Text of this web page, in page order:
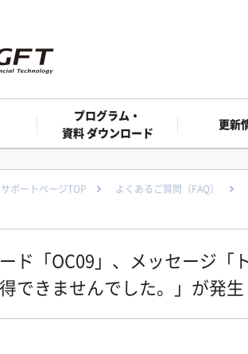
プログラム・
資料 ダウンロード
更新
ポートページTOP よくあるご質問（FAQ）
ド「OC09」、メッセージ「
できませんでした。」が発